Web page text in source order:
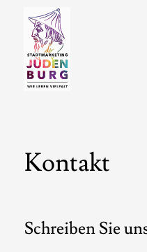
Kontakt
Schreiben Sie